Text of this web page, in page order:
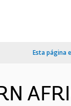
Esta página